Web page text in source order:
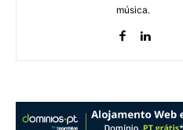
música.